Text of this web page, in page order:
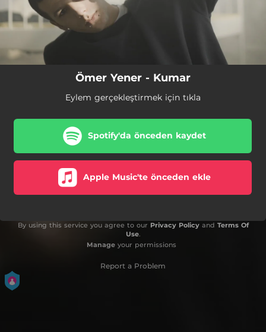
Ömer Yener - Kumar
Eylem gerçekleştirmek için tıkla
Spotify'da önceden kaydet
Apple Music'te önceden ekle
By using this service you agree to our Privacy Policyand Terms Of
Use.
Manageyour permissions
Report a Problem